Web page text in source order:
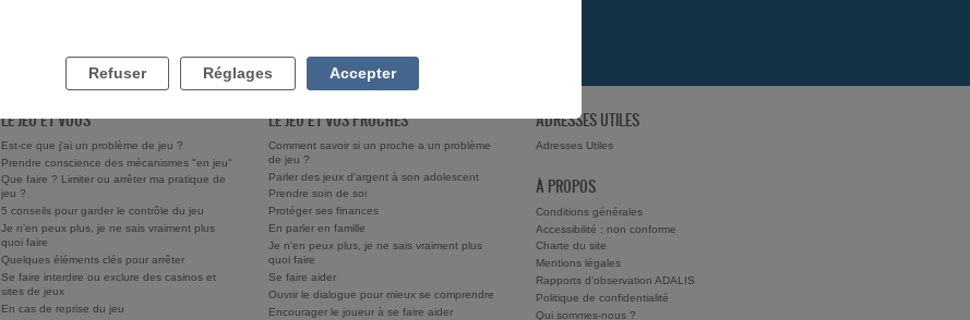
LE JEU ET VOUS
Est-ce que j'ai un problème de jeu ?
Prendre conscience des mécanismes "en jeu"
Que faire ? Limiter ou arrêter ma pratique de
jeu ?
5 conseils pour garder le contrôle du jeu
Je n’en peux plus, je ne sais vraiment plus
quoi faire
Quelques éléments clés pour arrêter
Se faire interdire ou exclure des casinos et
sites de jeux
En cas de reprise du jeu
LE JEU ET VOS PROCHES
Comment savoir si un proche a un problème
de jeu ?
Parler des jeux d'argent à son adolescent
Prendre soin de soi
Protéger ses finances
En parler en famille
Je n’en peux plus, je ne sais vraiment plus
quoi faire
Se faire aider
Ouvrir le dialogue pour mieux se comprendre
Encourager le joueur à se faire aider
ADRESSES UTILES
Adresses Utiles
À PROPOS
Conditions générales
Accessibilité : non conforme
Charte du site
Mentions légales
Rapports d'observation ADALIS
Politique de confidentialité
Qui sommes-nous ?
Refuser Réglages Accepter